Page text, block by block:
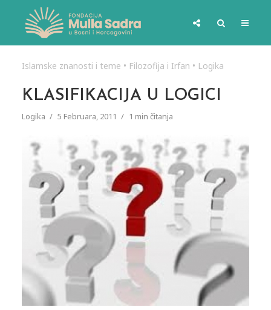
Islamske znanosti i teme • Filozofija i Irfan • Logika
KLASIFIKACIJA U LOGICI
Logika 5 Februara, 2011 1 min čitanja